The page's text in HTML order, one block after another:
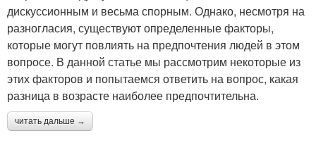
дискуссионным и весьма спорным. Однако, несмотря на
разногласия, существуют определенные факторы,
которые могут повлиять на предпочтения людей в этом
вопросе. В данной статье мы рассмотрим некоторые из
этих факторов и попытаемся ответить на вопрос, какая
разница в возрасте наиболее предпочтительна.
читать дальше →